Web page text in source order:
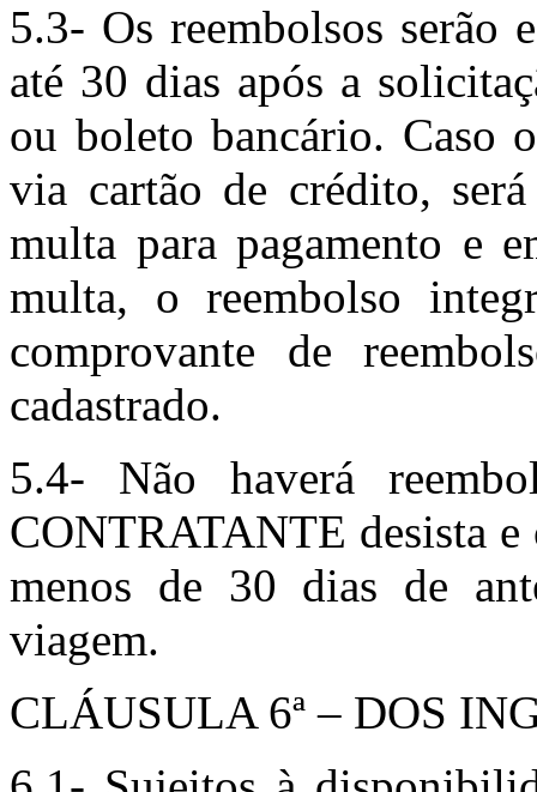
5.3- Os reembolsos serão
até 30 dias após a
ou boleto bancário. Caso
via cartão de crédito,
multa para pagamento e
multa, o reembolso
comprovante de
cadastrado.
5.4- Não haverá
CONTRATANTE desista e
menos de 30 dias de
viagem.
CLÁUSULA 6ª – DOS